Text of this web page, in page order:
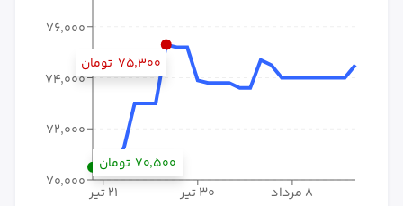
۲۱ تیر ۳۰ تیر ۸ مرداد
۷۰٬۰۰۰
۷۲٬۰۰۰
۷۴٬۰۰۰
۷۶٬۰۰۰
۷۵٬۳۰۰ تومان
۷۰٬۵۰۰ تومان